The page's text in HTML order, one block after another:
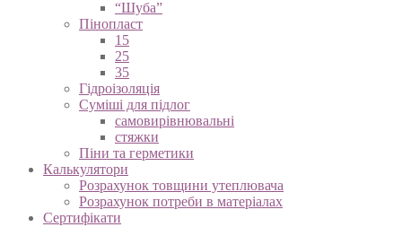
“Шуба”
Пінопласт
15
25
35
Гідроізоляція
Суміші для підлог
самовирівнювальні
стяжки
Піни та герметики
Калькулятори
Розрахунок товщини утеплювача
Розрахунок потреби в матеріалах
Сертифікати